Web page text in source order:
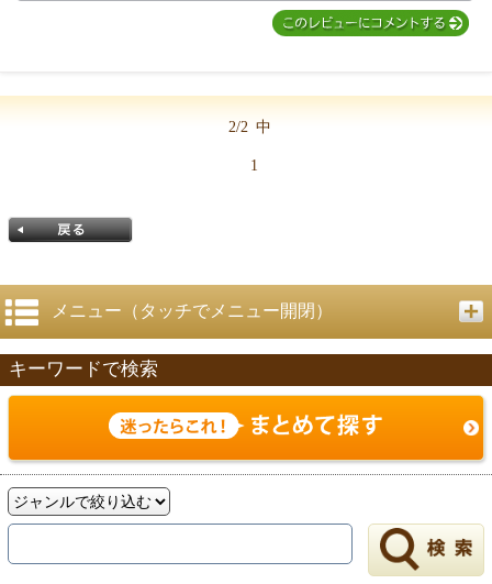
2/2 中
1
戻る
メニュー（タッチでメニュー開閉）
キーワードで検索